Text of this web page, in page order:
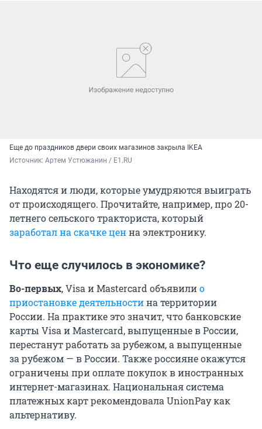
Еще до праздников двери своих магазинов закрыла IKEA
Источник: Артем Устюжанин / E1.RU
Находятся и люди, которые умудряются выиграть
от происходящего. Прочитайте, например, про 20-
летнего сельского тракториста, который
заработал на скачке ценна электронику.
Что еще случилось в экономике?
Во-первых, Visa и Mastercard объявилио
приостановке деятельностина территории
России. На практике это значит, что банковские
карты Visa и Mastercard, выпущенные в России,
перестанут работать за рубежом, а выпущенные
за рубежом — в России. Также россияне окажутся
ограничены при оплате покупок в иностранных
интернет-магазинах. Национальная система
платежных карт рекомендовала UnionPay как
альтернативу.